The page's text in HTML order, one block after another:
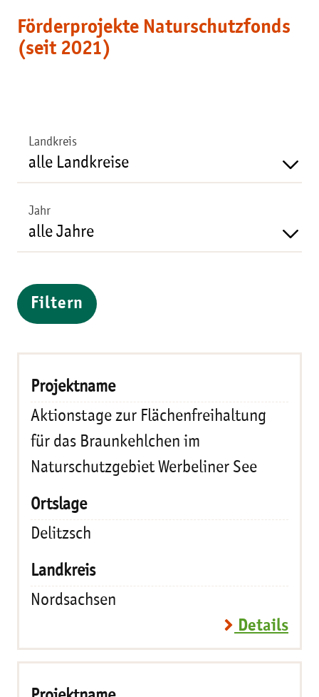
Förderprojekte Naturschutzfonds
(seit 2021)
Landkreis
Jahr
Filtern
Aktionstage zur Flächenfreihaltung
für das Braunkehlchen im
Naturschutzgebiet Werbeliner See
Delitzsch
Nordsachsen
Details